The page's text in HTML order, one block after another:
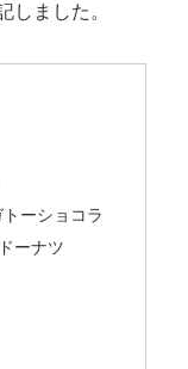
しました。
ーショコラ
ーナツ